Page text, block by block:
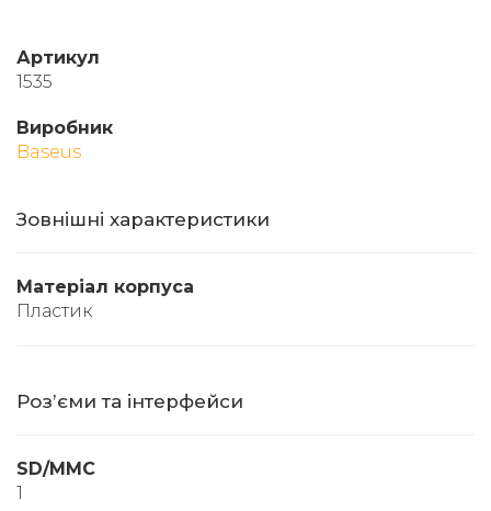
Артикул
1535
Виробник
Baseus
Зовнішні характеристики
Матеріал корпуса
Пластик
Розʼєми та інтерфейси
SD/MMC
1